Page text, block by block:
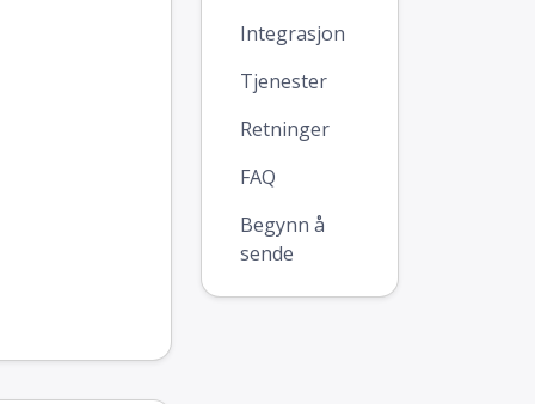
Integrasjon
Tjenester
Retninger
FAQ
Begynn å
sende